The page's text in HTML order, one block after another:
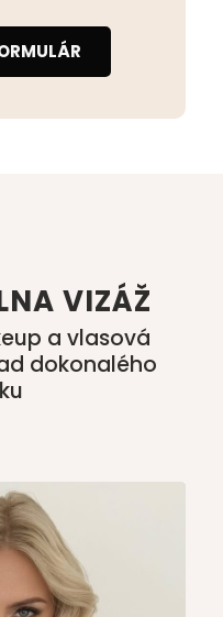
VIZÁŽ
a vlasová
dokonalého